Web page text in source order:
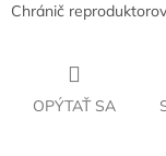
Chránič
OPÝTAŤ SA